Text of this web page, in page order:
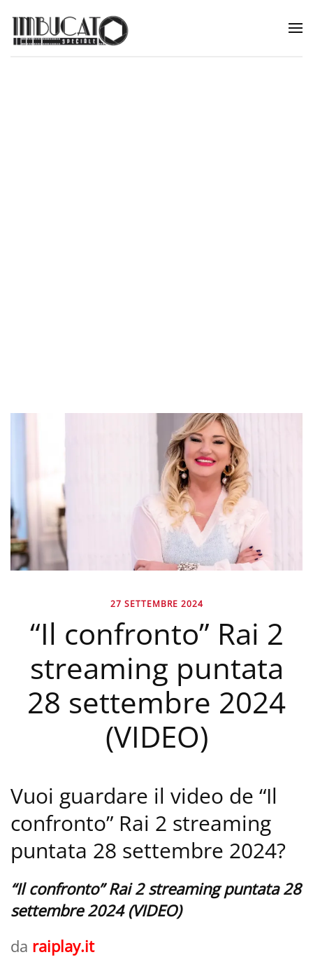
27 SETTEMBRE 2024
“Il confronto” Rai 2
streaming puntata
28 settembre 2024
(VIDEO)
Vuoi guardare il video de “Il
confronto” Rai 2 streaming
puntata 28 settembre 2024?
“Il confronto” Rai 2 streaming puntata 28
settembre 2024 (VIDEO)
da raiplay.it